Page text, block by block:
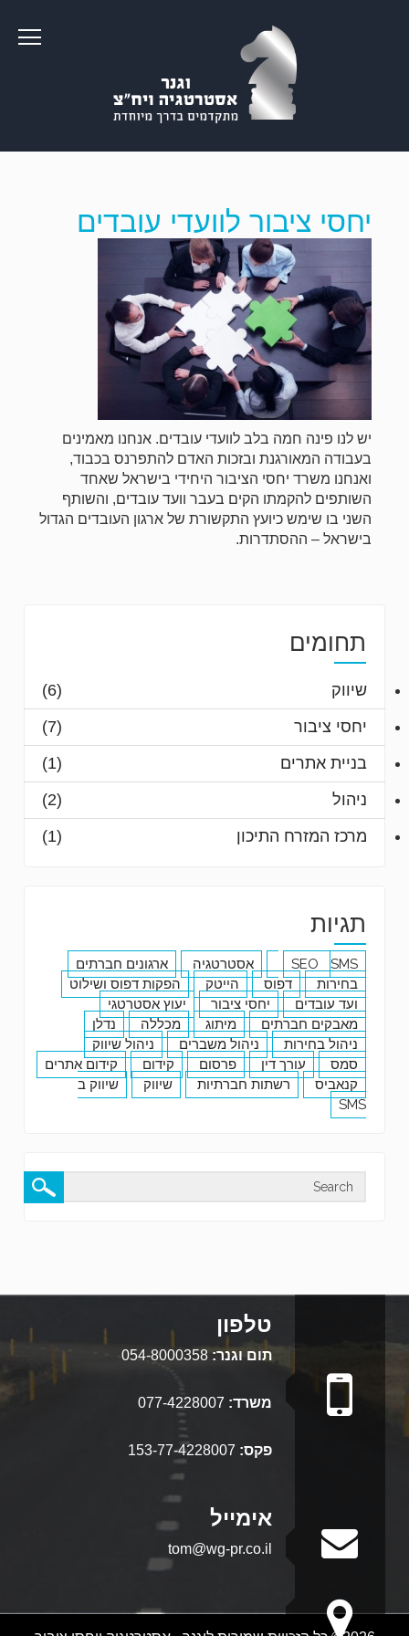
יחסי ציבור לוועדי עובדים
יש לנו פינה חמה בלב לוועדי עובדים. אנחנו מאמינים
בעבודה המאורגנת ובזכות האדם להתפרנס בכבוד,
ואנחנו משרד יחסי הציבור היחידי בישראל שאחד
השותפים להקמתו הקים בעבר וועד עובדים, והשותף
השני בו שימש כיועץ התקשורת של ארגון העובדים הגדול
בישראל – ההסתדרות.
תחומים
שיווק
(6)
יחסי ציבור
(7)
בניית אתרים
(1)
ניהול
(2)
מרכז המזרח התיכון
(1)
תגיות
SEO SMS אסטרטגיה
ארגונים חברתים
בחירות
דפוס הייטק
הפקות דפוס ושילוט
ועד עובדים
יחסי ציבור
יעוץ אסטרטגי
מאבקים חברתים
מיתוג מכללה
נדלן
ניהול בחירות
ניהול משברים
ניהול שיווק
סמס
עורך דין פרסום קידום
קידום אתרים
קנאביס
רשתות חברתיות שיווק
שיווק ב
SMS
טלפון
תום וגנר: 054-8000358
משרד:
פקס:
אימייל
tom@wg-pr.co.il